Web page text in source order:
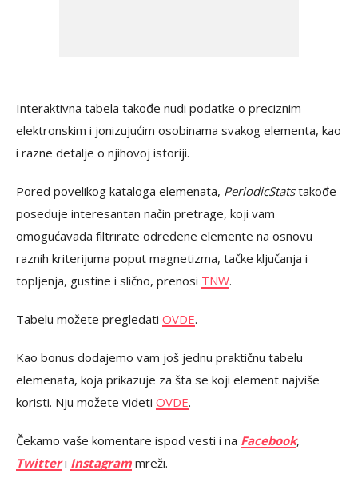
Interaktivna tabela takođe nudi podatke o preciznim
elektronskim i jonizujućim osobinama svakog elementa, kao
i razne detalje o njihovoj istoriji.
Pored povelikog kataloga elemenata, PeriodicStatstakođe
poseduje interesantan način pretrage, koji vam
omogućavada filtrirate određene elemente na osnovu
raznih kriterijuma poput magnetizma, tačke ključanja i
topljenja, gustine i slično, prenosi TNW.
Tabelu možete pregledati OVDE.
Kao bonus dodajemo vam još jednu praktičnu tabelu
elemenata, koja prikazuje za šta se koji element najviše
koristi. Nju možete videti OVDE.
Čekamo vaše komentare ispod vesti i na Facebook,
Twitteri Instagram mreži.